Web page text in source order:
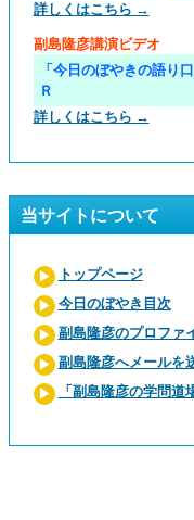
詳しくはこちら →
副島隆彦講演ビデオ
「今日のぼやきの語り
Ｒ
詳しくはこちら →
当サイトについて
トップページ
今日のぼやき目次
副島隆彦のプロファ
副島隆彦へメールを
「副島隆彦の学問道